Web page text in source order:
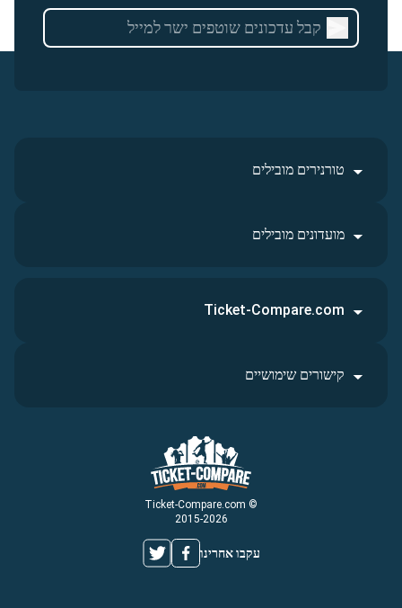
טורנירים מובילים
מועדונים מובילים
© Ticket-Compare.com
2015-2026
עקבו אחרינו
Ticket-Compare.com
קישורים שימושיים